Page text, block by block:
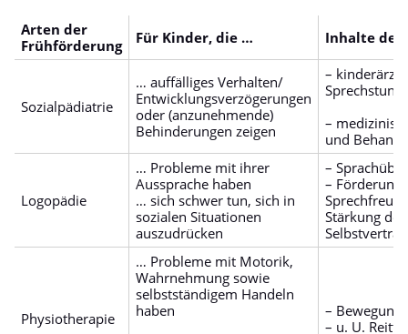
Arten der
Frühförderung
Für Kinder, die … Inhalte der
Sozialpädiatrie
… auffälliges Verhalten/
Entwicklungsverzögerungen
oder (anzunehmende)
Behinderungen zeigen
–
–
und
Logopädie
… Probleme mit ihrer
Aussprache haben
… sich schwer tun, sich in
sozialen Situationen
auszudrücken
–
– Förderung
Stärkung des
Physiotherapie
… Probleme mit Motorik,
Wahrnehmung sowie
selbstständigem Handeln
haben
–
– u. U.